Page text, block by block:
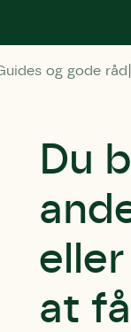
og gode råd
Du
at